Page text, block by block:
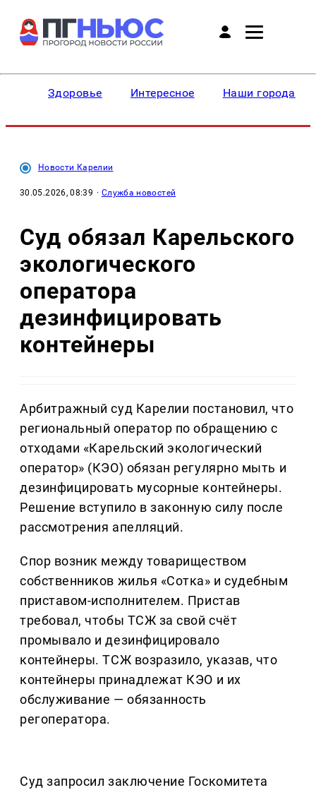
Здоровье Интересное Наши города
Новости Карелии
30.05.2026, 08:39 · Служба новостей
Суд обязал Карельского
экологического
оператора
дезинфицировать
контейнеры
Арбитражный суд Карелии постановил, что
региональный оператор по обращению с
отходами «Карельский экологический
оператор» (КЭО) обязан регулярно мыть и
дезинфицировать мусорные контейнеры.
Решение вступило в законную силу после
рассмотрения апелляций.
Спор возник между товариществом
собственников жилья «Сотка» и судебным
приставом-исполнителем. Пристав
требовал, чтобы ТСЖ за свой счёт
промывало и дезинфицировало
контейнеры. ТСЖ возразило, указав, что
контейнеры принадлежат КЭО и их
обслуживание — обязанность
регоператора.
Суд запросил заключение Госкомитета